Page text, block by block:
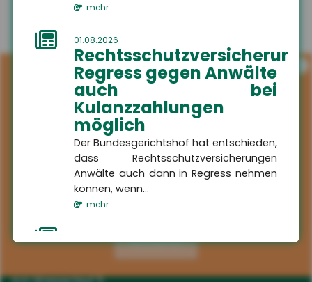
mehr...
01.08.2026
Rechtsschutzversicherung:
Regress gegen Anwälte
auch bei
Kulanzzahlungen
möglich
Der Bundesgerichtshof hat entschieden,
dass Rechtsschutzversicherungen
Anwälte auch dann in Regress nehmen
können, wenn...
mehr...
Schaden in der
Waschstraße:
Aktivieren
HSH
Versicherungsmakler GmbH